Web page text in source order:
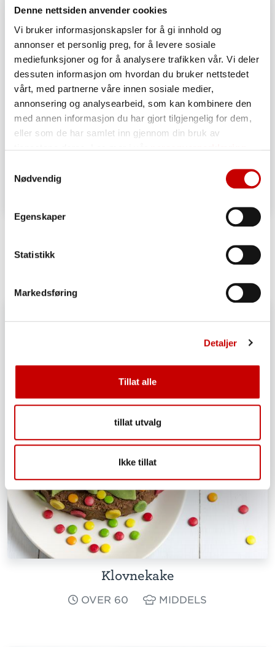
Denne nettsiden anvender cookies
Vi bruker informasjonskapsler for å gi innhold og
annonser et personlig preg, for å levere sosiale
mediefunksjoner og for å analysere trafikken vår. Vi deler
dessuten informasjon om hvordan du bruker nettstedet
vårt, med partnerne våre innen sosiale medier,
annonsering og analysearbeid, som kan kombinere den
med annen informasjon du har gjort tilgjengelig for dem,
eller som de har samlet inn gjennom din bruk av
Nødvendig
Egenskaper
Statistikk
Markedsføring
Detaljer
Tillat alle
tillat utvalg
Ikke tillat
Klovnekake
OVER 60 MIDDELS